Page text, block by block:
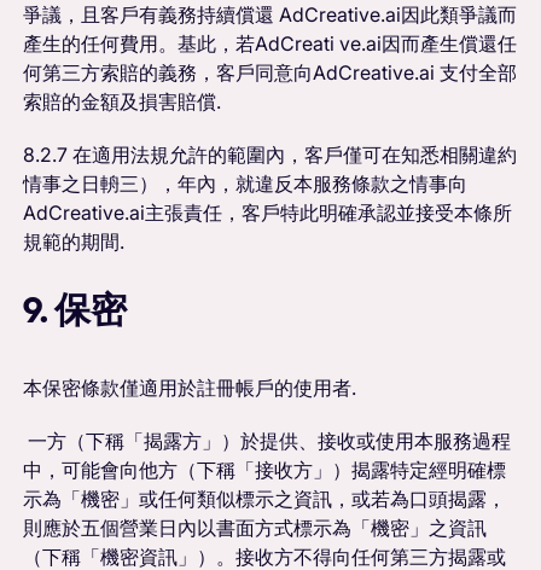
爭議，且客戶有義務持續償還 AdCreative.ai因此類爭議而
產生的任何費用。基此，若AdCreati ve.ai因而產生償還任
何第三方索賠的義務，客戶同意向AdCreative.ai 支付全部
索賠的金額及損害賠償.
8.2.7 在適用法規允許的範圍內，客戶僅可在知悉相關違約
情事之日輈三），年內，就違反本服務條款之情事向
AdCreative.ai主張責任，客戶特此明確承認並接受本條所
規範的期間.
9. 保密
本保密條款僅適用於註冊帳戶的使用者.
一方（下稱「揭露方」）於提供、接收或使用本服務過程
中，可能會向他方（下稱「接收方」）揭露特定經明確標
示為「機密」或任何類似標示之資訊，或若為口頭揭露，
則應於五個營業日內以書面方式標示為「機密」之資訊
（下稱「機密資訊」）。接收方不得向任何第三方揭露或